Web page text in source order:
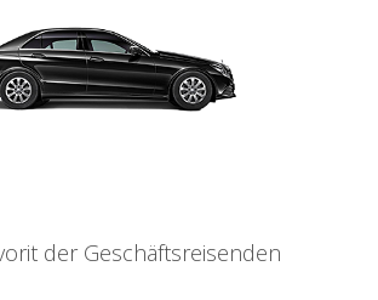
der Geschäftsreisenden